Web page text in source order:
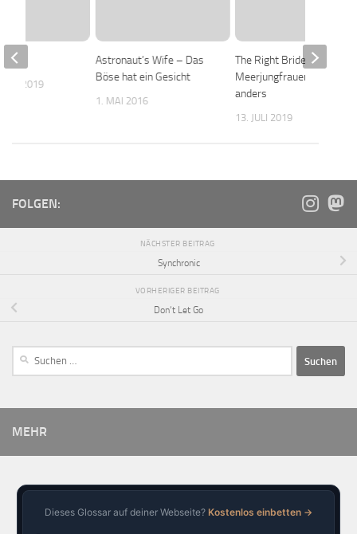
Astronaut’s Wife – Das
Böse hat ein Gesicht
1. MAI 2016
The Right Bride –
Meerjungfrauen ticken
anders
13. JULI 2019
2019
FOLGEN:
NÄCHSTER BEITRAG
Synchronic
VORHERIGER BEITRAG
Don‘t Let Go
MEHR